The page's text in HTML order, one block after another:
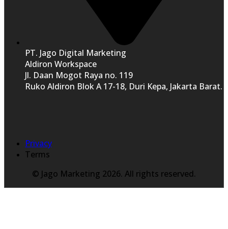
PT. Jago Digital Marketing
Aldiron Workspace
Jl. Daan Mogot Raya no. 119
Ruko Aldiron Blok A 17-18, Duri Kepa, Jakarta Barat.
Privacy
Terms
© Jago Marketing 2026. All rights reserved.